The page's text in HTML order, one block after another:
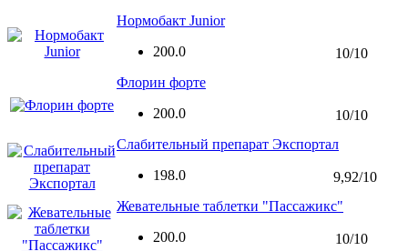
Нормобакт Junior
200.0
10/10
Флорин форте
200.0
10/10
Слабительный препарат Экспортал
198.0
9,92/10
Жевательные таблетки "Пассажикс"
200.0
10/10